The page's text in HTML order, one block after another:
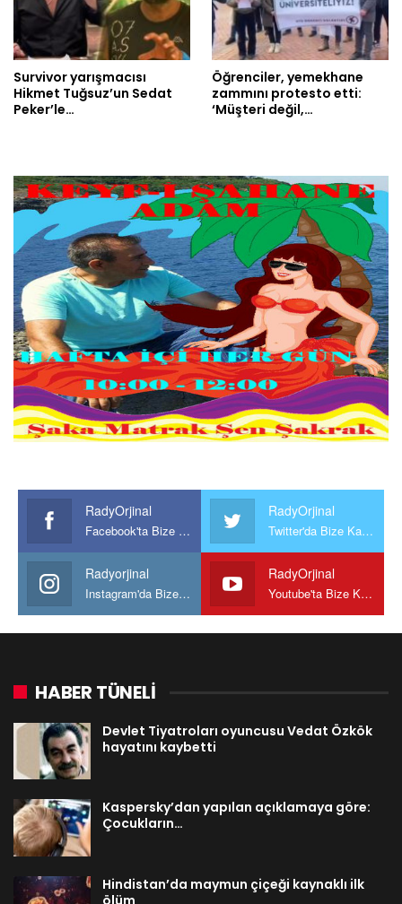
Survivor yarışmacısı
Hikmet Tuğsuz’un Sedat
Peker’le…
Öğrenciler, yemekhane
zammını protesto etti:
‘Müşteri değil,…
RadyOrjinal
Facebook'ta Bize Katılın
RadyOrjinal
Twitter'da Bize Katılın
Radyorjinal
Instagram'da Bize katılın
RadyOrjinal
Youtube'ta Bize Katılın
HABER TÜNELİ
Devlet Tiyatroları oyuncusu Vedat Özkök
hayatını kaybetti
Kaspersky’dan yapılan açıklamaya göre:
Çocukların…
Hindistan’da maymun çiçeği kaynaklı ilk